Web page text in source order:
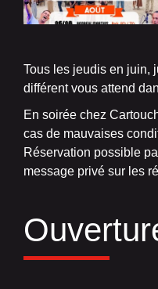
Tous les jeudis en juin,
différent vous attend
En soirée chez
cas de mauvaises
Réservation possible
message privé sur les